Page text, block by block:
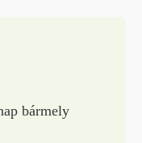
bármely